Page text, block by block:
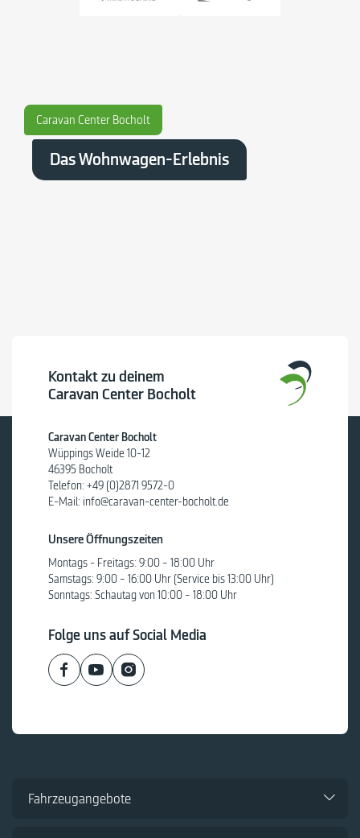
Caravan Center Bocholt
Das Wohnwagen-Erlebnis
Fahrzeugangebote
Kontakt zu deinem
Caravan Center Bocholt
Caravan Center Bocholt
Wüppings Weide 10-12
46395 Bocholt
Telefon: +49 (0)2871 9572-0
E-Mail: info@caravan-center-bocholt.de
Unsere Öffnungszeiten
Montags - Freitags: 9:00 – 18:00 Uhr
Samstags: 9:00 – 16:00 Uhr (Service bis 13:00 Uhr)
Sonntags: Schautag von 10:00 – 18:00 Uhr
Folge uns auf Social Media